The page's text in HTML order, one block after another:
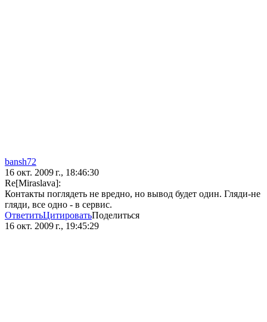
bansh72
16 окт. 2009 г., 18:46:30
Re[Miraslava]:
Контакты поглядеть не вредно, но вывод будет один. Гляди-не
гляди, все одно - в сервис.
ОтветитьЦитироватьПоделиться
16 окт. 2009 г., 19:45:29